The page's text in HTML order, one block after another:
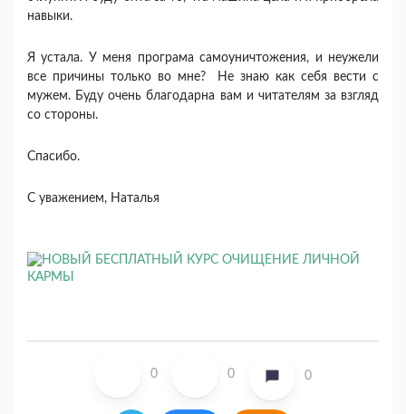
навыки.
Я устала. У меня програма самоуничтожения, и неужели
все причины только во мне? Не знаю как себя вести с
мужем. Буду очень благодарна вам и читателям за взгляд
со стороны.
Спасибо.
С уважением, Наталья
0 0 0